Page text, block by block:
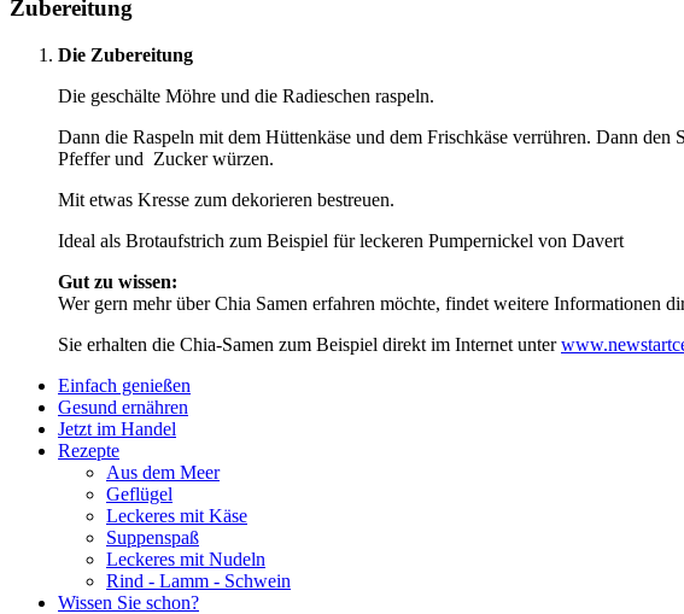
Zubereitung
Die Zubereitung
Die geschälte Möhre und die Radieschen raspeln.
Dann die Raspeln mit dem Hüttenkäse und dem Frischkäse verrühren. Dann den
Pfeffer und Zucker würzen.
Mit etwas Kresse zum dekorieren bestreuen.
Ideal als Brotaufstrich zum Beispiel für leckeren Pumpernickel von Davert
Gut zu wissen:
Wer gern mehr über Chia Samen erfahren möchte, findet weitere Informationen
Sie erhalten die Chia-Samen zum Beispiel direkt im Internet unter
Einfach genießen
Gesund ernähren
Jetzt im Handel
Rezepte
Aus dem Meer
Geflügel
Leckeres mit Käse
Suppenspaß
Leckeres mit Nudeln
Rind - Lamm - Schwein
Wissen Sie schon?